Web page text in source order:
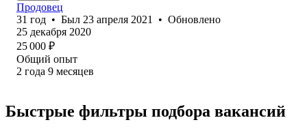
Продовец
31 год • Был 23 апреля 2021 • Обновлено
25 декабря 2020
25 000 ₽
Общий опыт
2 года 9 месяцев
Быстрые фильтры подбора вакансий